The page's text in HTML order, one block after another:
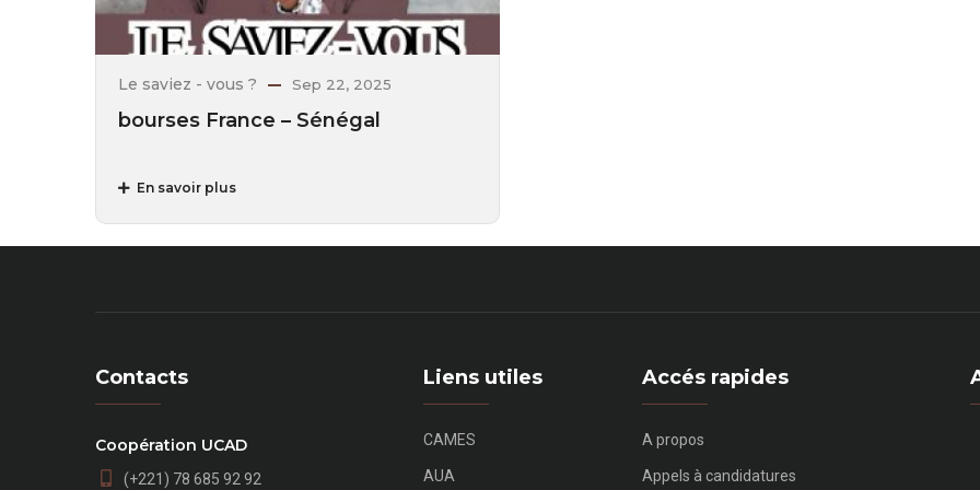
Le saviez - vous ? Sep 22, 2025
bourses France – Sénégal
En savoir plus
Contacts
Coopération UCAD
(+221) 78 685 92 92
Liens utiles
CAMES
AUA
Accés rapides
A propos
Appels à candidatures